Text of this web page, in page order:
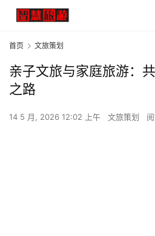
首页 文旅策划
亲子文旅与家庭旅游：
之路
14 5 月, 2026 12:02 上午 文旅策划